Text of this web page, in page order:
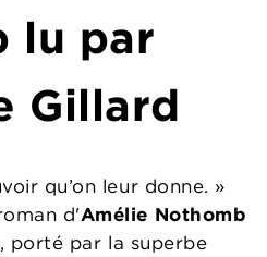
lu par
Gillard
qu’on leur donne. »
d'Amélie Nothomb
porté par la superbe